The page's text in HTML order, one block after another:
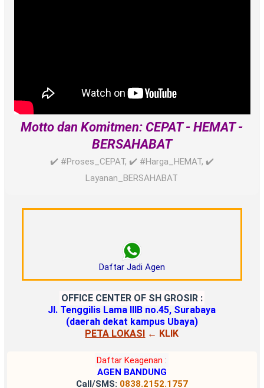
Motto dan Komitmen: CEPAT - HEMAT -
BERSAHABAT
✔️ #Proses_CEPAT, ✔️ #Harga_HEMAT, ✔️
Layanan_BERSAHABAT
Daftar Jadi Agen
OFFICE CENTER OF SH GROSIR :
Jl. Tenggilis Lama IIIB no.45, Surabaya
(daerah dekat kampus Ubaya)
PETA LOKASI
← KLIK
Daftar Keagenan :
AGEN BANDUNG
Call/SMS: 0838.2152.1757